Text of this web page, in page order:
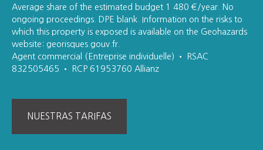
Average share of the estimated budget 1 480 €/year. No
ongoing proceedings. DPE blank. Information on the risks to
which this property is exposed is available on the Geohazards
website: georisques.gouv.fr.
Agent commercial (Entreprise individuelle) • RSAC
832505465 • RCP 61953760 Allianz
NUESTRAS TARIFAS